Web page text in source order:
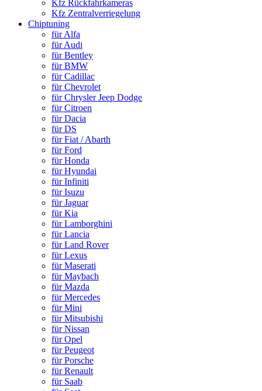
Kfz Rückfahrkameras
Kfz Zentralverriegelung
Chiptuning
für Alfa
für Audi
für Bentley
für BMW
für Cadillac
für Chevrolet
für Chrysler Jeep Dodge
für Citroen
für Dacia
für DS
für Fiat / Abarth
für Ford
für Honda
für Hyundai
für Infiniti
für Isuzu
für Jaguar
für Kia
für Lamborghini
für Lancia
für Land Rover
für Lexus
für Maserati
für Maybach
für Mazda
für Mercedes
für Mini
für Mitsubishi
für Nissan
für Opel
für Peugeot
für Porsche
für Renault
für Saab